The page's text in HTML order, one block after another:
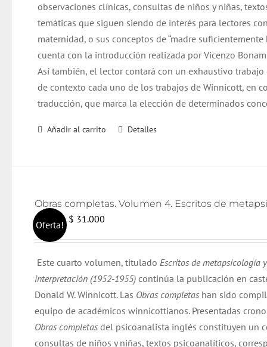
observaciones clínicas, consultas de niños y niñas,
temáticas que siguen siendo de interés para lectores
maternidad, o sus conceptos de “madre
cuenta con la introducción realizada por Vicenzo
Así también, el lector contará con un exhaustivo
de contexto cada uno de los trabajos de Winnicott, en
traducción, que marca la elección de determinados
Añadir al carrito Detalles
Oferta!
$32.000 El
era:
$ 32.000.
$ 31.000El
es:
$ 31.000.
Este cuarto volumen, titulado Escritos de metapsicología
interpretación (1952-1955) continúa la publicación en
Donald W. Winnicott. Las Obras completas han sido
equipo de académicos winnicottianos. Presentadas
Obras completas del psicoanalista inglés constituyen un
consultas de niños y niñas, textos psicoanalíticos,